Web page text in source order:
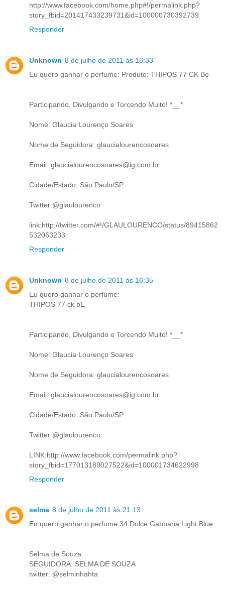
http://www.facebook.com/home.php#!/permalink.php?
story_fbid=201417433239731&id=100000730392739
Responder
Unknown 8 de julho de 2011 às 16:33
Eu quero ganhar o perfume: Produto: THIPOS 77 CK Be
Participando, Divulgando e Torcendo Muito! *__*
Nome: Glaucia Lourenço Soares
Nome de Seguidora: glaucialourencosoares
Email: glaucialourencosoares@ig.com.br
Cidade/Estado: São Paulo/SP
Twitter:@glaulourenco
link:http://twitter.com/#!/GLAULOURENCO/status/89415862
532063233
Responder
Unknown 8 de julho de 2011 às 16:35
Eu quero ganhar o perfume:
THIPOS 77 ck bE
Participando, Divulgando e Torcendo Muito! *__*
Nome: Glaucia Lourenço Soares
Nome de Seguidora: glaucialourencosoares
Email: glaucialourencosoares@ig.com.br
Cidade/Estado: São Paulo/SP
Twitter:@glaulourenco
LINK:http://www.facebook.com/permalink.php?
story_fbid=177013189027522&id=100001734622998
Responder
selma 8 de julho de 2011 às 21:13
Eu quero ganhar o perfume 34 Dolce Gabbana Light Blue
Selma de Souza
SEGUIDORA: SELMA DE SOUZA
twitter: @selminhahta